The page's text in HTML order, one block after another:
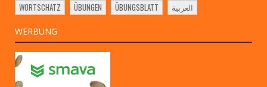
WORTSCHATZ
ÜBUNGEN ÜBUNGSBLATT العربية
WERBUNG